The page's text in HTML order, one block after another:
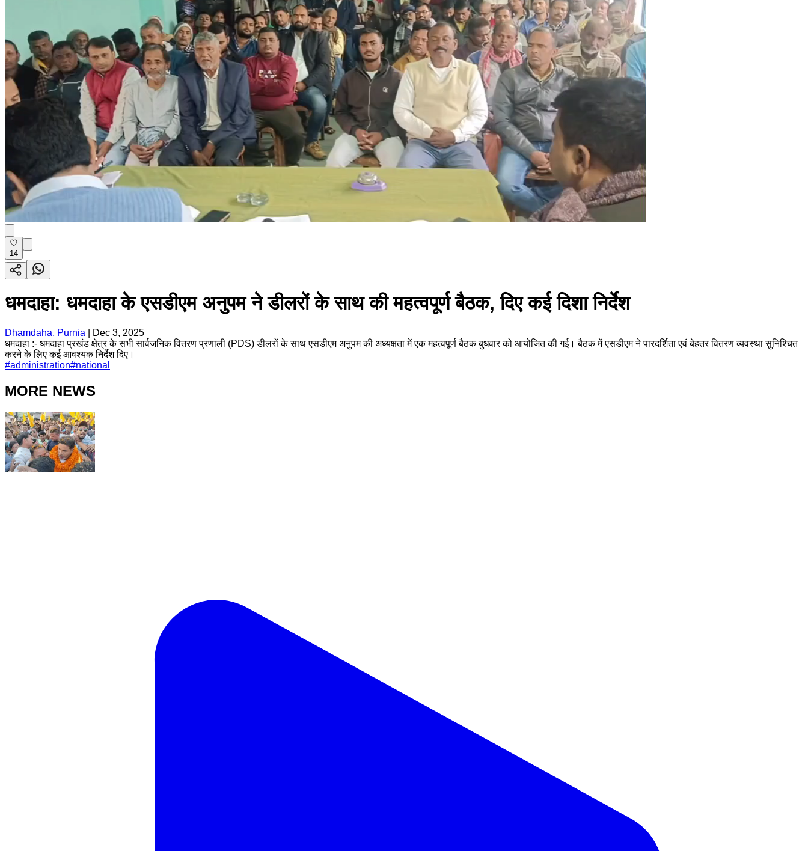
14
धमदाहा: धमदाहा के एसडीएम अनुपम ने डीलरों के साथ की महत्वपूर्ण बैठक, दिए कई दिशा निर्देश
Dhamdaha, Purnia
Dec 3, 2025
धमदाहा :- धमदाहा प्रखंड क्षेत्र के सभी सार्वजनिक वितरण प्रणाली (PDS) डीलरों के साथ एसडीएम अनुपम की अध्यक्षता में एक महत्वपूर्ण बैठक बुधवार को आयोजित की गई। बैठक में एसडीएम ने पारदर्शिता एवं बेहतर वितरण व्यवस्था सुनिश्चित
करने के लिए कई आवश्यक निर्देश दिए।
#administration#national
MORE NEWS